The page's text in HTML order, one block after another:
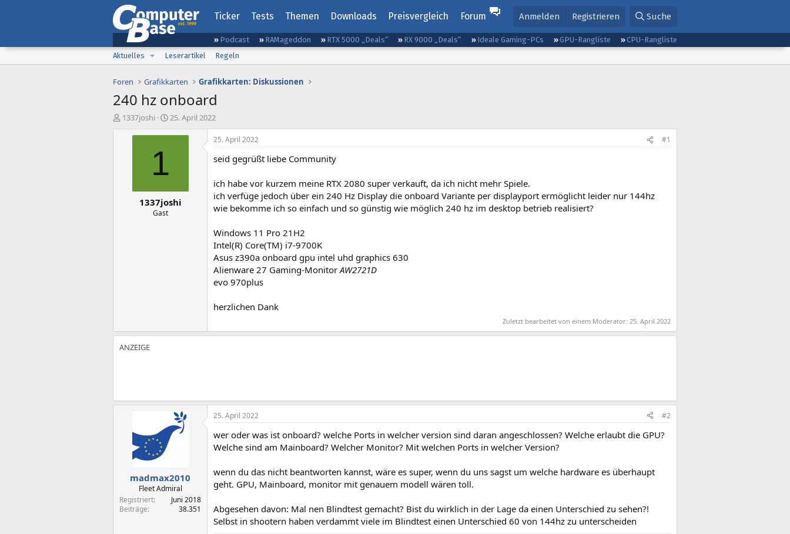
Ticker Tests Themen Downloads Preisvergleich Forum Anmelden Registrieren Suche
Podcast RAMageddon RTX 5000 „Deals“ RX 9000 „Deals“ Ideale Gaming-PCs GPU-Rangliste
CPU-Rangliste
Aktuelles
Leserartikel Regeln
Foren Grafikkarten Grafikkarten: Diskussionen
240 hz onboard
E1337joshi
E
s
t
a
25. April 2022
1
1337joshi
Gast
25. April 2022 #1
seid gegrüßt liebe Community
ich habe vor kurzem meine RTX 2080 super verkauft, da ich nicht mehr Spiele.
ich verfüge jedoch über ein 240 Hz Display die onboard Variante per displayport ermöglicht leider nur 144hz
wie bekomme ich so einfach und so günstig wie möglich 240 hz im desktop betrieb realisiert?
Windows 11 Pro 21H2
Intel(R) Core(TM) i7-9700K
Asus z390a onboard gpu intel uhd graphics 630
Alienware 27 Gaming-MonitorAW2721D
evo 970plus
herzlichen Dank
Zuletzt bearbeitet von einem Moderator: 25. April 2022
madmax2010
Fleet Admiral
Registriert
Juni 2018
Beiträge
38.351
25. April 2022 #2
wer oder was ist onboard? welche Ports in welcher version sind daran angeschlossen? Welche erlaubt die GPU?
Welche sind am Mainboard? Welcher Monitor? Mit welchen Ports in welcher Version?
wenn du das nicht beantworten kannst, wäre es super, wenn du uns sagst um welche hardware es überhaupt
geht. GPU, Mainboard, monitor mit genauem modell wären toll.
Abgesehen davon: Mal nen Blindtest gemacht? Bist du wirklich in der Lage da einen Unterschied zu sehen?!
Selbst in shootern haben verdammt viele im Blindtest einen Unterschied 60 von 144hz zu unterscheiden